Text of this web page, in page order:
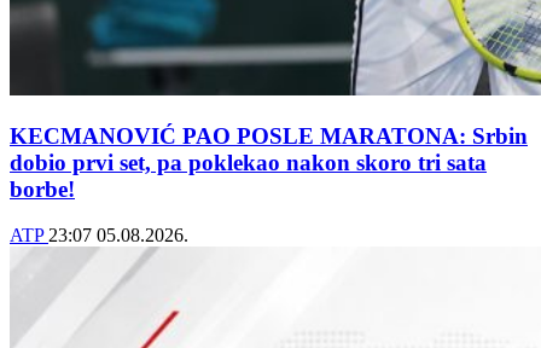
KECMANOVIĆ PAO POSLE MARATONA: Srbin
dobio prvi set, pa poklekao nakon skoro tri sata
borbe!
ATP 23:07 05.08.2026.